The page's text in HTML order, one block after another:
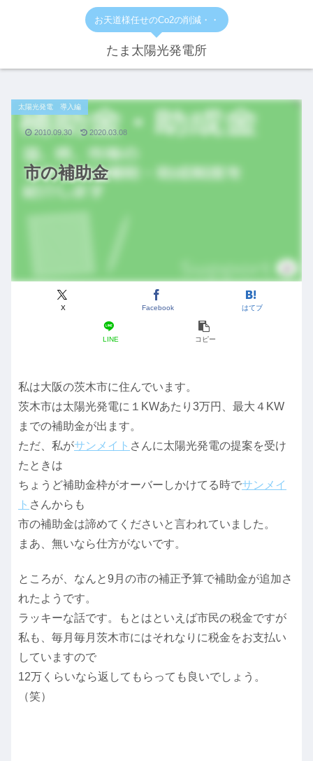
お天道様任せのCo2の削減・・
たま太陽光発電所
市の補助金
太陽光発電 導入編
X Facebook はてブ
LINE コピー
2010.09.30 2020.03.08
私は大阪の茨木市に住んでいます。
茨木市は太陽光発電に１KWあたり3万円、最大４KW
までの補助金が出ます。
ただ、私がサンメイト さんに太陽光発電の提案を受け
たときは
ちょうど補助金枠がオーバーしかけてる時でサンメイ
ト さんからも
市の補助金は諦めてくださいと言われていました。
まあ、無いなら仕方がないです。
ところが、なんと9月の市の補正予算で補助金が追加さ
れたようです。
ラッキーな話です。もとはといえば市民の税金ですが
私も、毎月毎月茨木市にはそれなりに税金をお支払い
していますので
12万くらいなら返してもらっても良いでしょう。
（笑）